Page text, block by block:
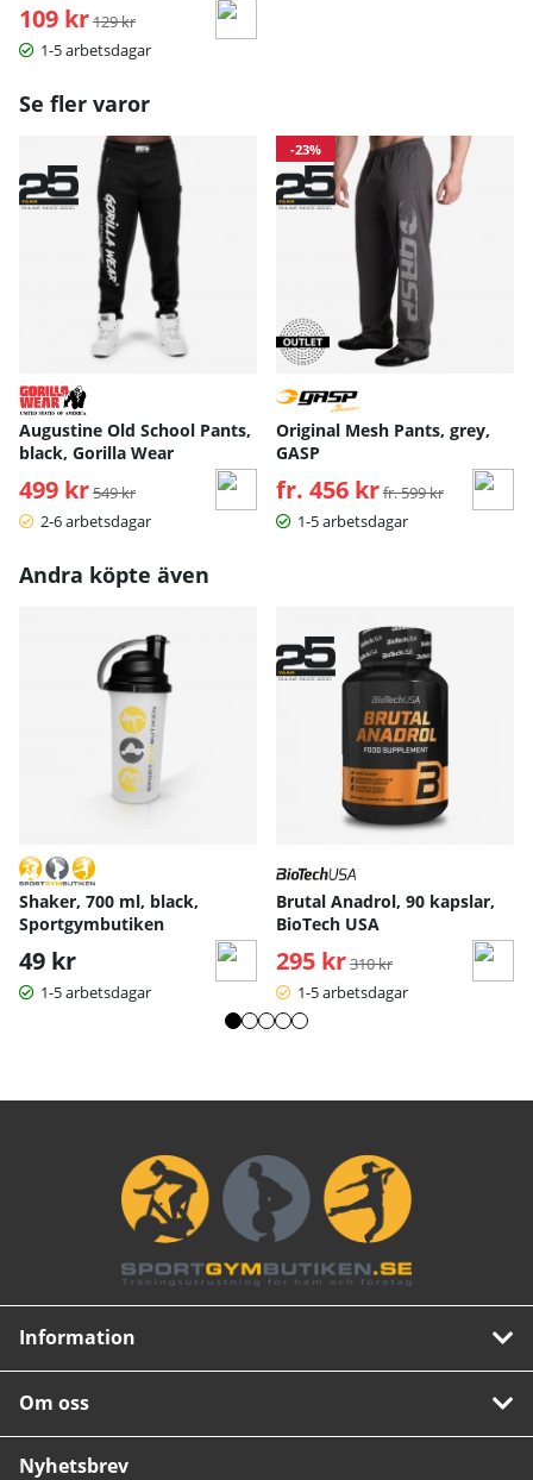
109 kr Ordinarie pris:
129 kr
1-5 arbetsdagar
Se fler varor
Augustine Old School Pants,
black, Gorilla Wear
499 kr Ordinarie pris:
549 kr
2-6 arbetsdagar
-23%
Original Mesh Pants, grey,
GASP
fr. 456 kr Ordinarie pris:
fr. 599 kr
1-5 arbetsdagar
Andra köpte även
Shaker, 700 ml, black,
Sportgymbutiken
49 kr
1-5 arbetsdagar
Brutal Anadrol, 90 kapslar,
BioTech USA
295 kr Ordinarie pris:
310 kr
1-5 arbetsdagar
Information
Om oss
Nyhetsbrev